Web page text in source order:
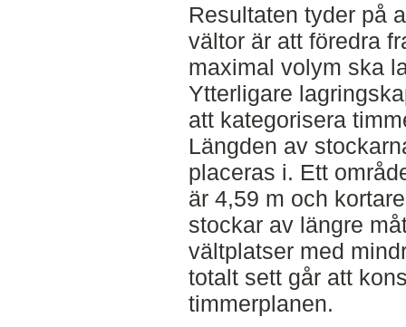
Resultaten tyder på
vältor är att föredra
maximal volym ska
Ytterligare
att kategorisera
Längden av
placeras i. Ett
är 4,59 m och
stockar av längre
vältplatser med
totalt sett går att
timmerplanen.